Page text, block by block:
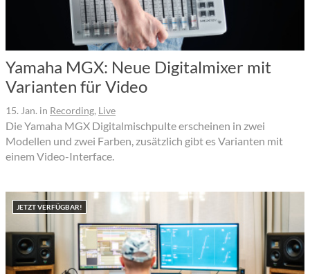
Yamaha MGX: Neue Digitalmixer mit
Varianten für Video
15. Jan. in Recording, Live
Die Yamaha MGX Digitalmischpulte erscheinen in zwei
Modellen und zwei Farben, zusätzlich gibt es Varianten mit
einem Video-Interface.
JETZT VERFÜGBAR!